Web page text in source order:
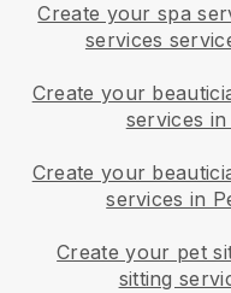
Create your spa
services
Create your
services
Create your
services in
Create your pet
sitting